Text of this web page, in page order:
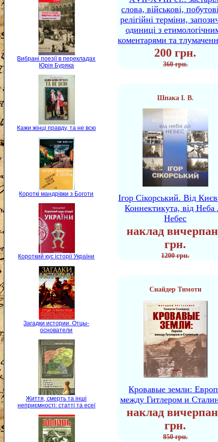
Вибрані поезії в перекладах
Юрія Буряка
Кажи жінці правду, та не всю
Короткі мандрівки з Боготи
Короткий кус історії України
Загадки истории. Отцы-
основатели
Життя, смерть та інші
неприємності: статті та есеї
слова, військові,
релігійні терміни,
одиниці з
коментарями та
200 грн.
360 грн.
Шпака І. В.
Ігор Сікорський. Від
Коннектикута, від Неба
Небес
наклад
грн.
1200 грн.
Снайдер Тимоти
Кровавые земли:
между Гитлером и
наклад
грн.
850 грн.